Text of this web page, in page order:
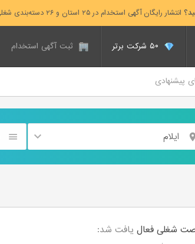
انتشار رایگان آگهی استخدام در ۲۵ استان و ۲۶ دسته‌بندی شغلی
ثبت آگهی استخدام
پیشنهادی
ایلام
فعال یافت شد: